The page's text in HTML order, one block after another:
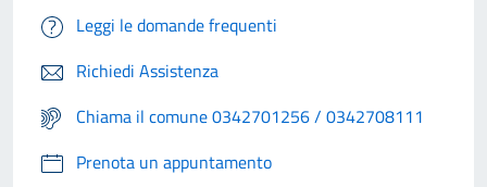
Leggi le domande frequenti
Richiedi Assistenza
Chiama il comune 0342701256 / 0342708111
Prenota un appuntamento